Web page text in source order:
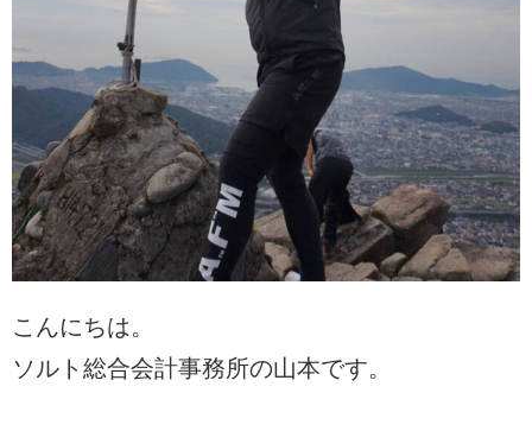
こんにちは。
ソルト総合会計事務所の山本です。